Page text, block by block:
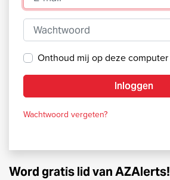
Wachtwoord
Onthoud mij op deze computer
Inloggen
Wachtwoord vergeten?
Word gratis lid van AZAlerts!